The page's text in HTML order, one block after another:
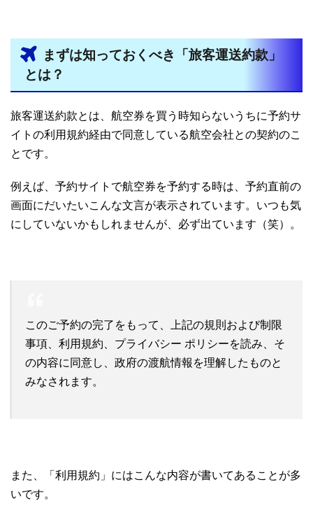
まずは知っておくべき「旅客運送約款」
とは？
旅客運送約款とは、航空券を買う時知らないうちに予約サ
イトの利用規約経由で同意している航空会社との契約のこ
とです。
例えば、予約サイトで航空券を予約する時は、予約直前の
画面にだいたいこんな文言が表示されています。いつも気
にしていないかもしれませんが、必ず出ています（笑）。
このご予約の完了をもって、上記の規則および制限
事項、利用規約、プライバシー ポリシーを読み、そ
の内容に同意し、政府の渡航情報を理解したものと
みなされます。
また、「利用規約」にはこんな内容が書いてあることが多
いです。